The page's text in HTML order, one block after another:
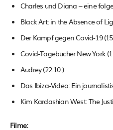
Charles und Diana – eine
Black Art: in the Absence of
Der Kampf gegen Covid-19
Covid-Tagebücher New York
Audrey (22.10.)
Das Ibiza-Video: Ein
Kim Kardashian West: The
Filme: